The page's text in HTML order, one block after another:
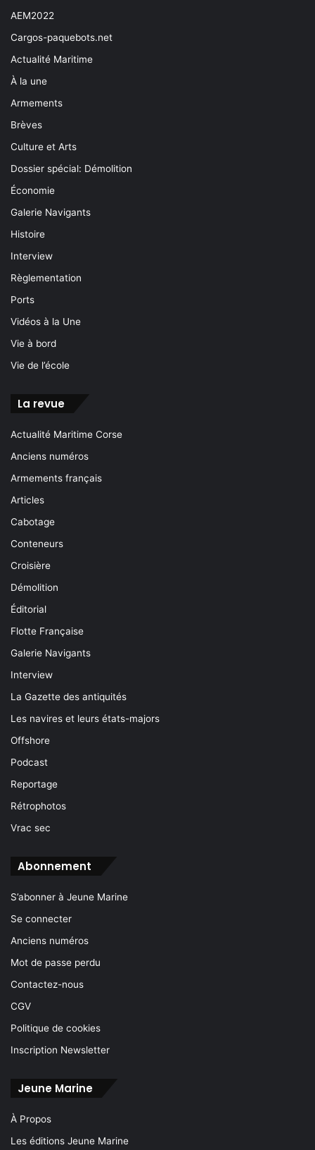
AEM2022
Cargos-paquebots.net
Actualité Maritime
À la une
Armements
Brèves
Culture et Arts
Dossier spécial: Démolition
Économie
Galerie Navigants
Histoire
Interview
Règlementation
Ports
Vidéos à la Une
Vie à bord
Vie de l’école
La revue
Actualité Maritime Corse
Anciens numéros
Armements français
Articles
Cabotage
Conteneurs
Croisière
Démolition
Éditorial
Flotte Française
Galerie Navigants
Interview
La Gazette des antiquités
Les navires et leurs états-majors
Offshore
Podcast
Reportage
Rétrophotos
Vrac sec
Abonnement
S’abonner à Jeune Marine
Se connecter
Anciens numéros
Mot de passe perdu
Contactez-nous
CGV
Politique de cookies
Inscription Newsletter
Jeune Marine
À Propos
Les éditions Jeune Marine